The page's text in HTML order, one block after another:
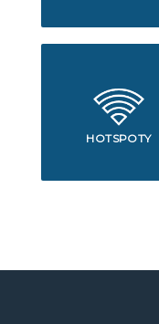
HOTSPOTY